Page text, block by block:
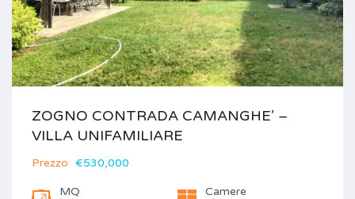
ZOGNO CONTRADA CAMANGHE’ –
VILLA UNIFAMILIARE
Prezzo €530,000
MQ Camere